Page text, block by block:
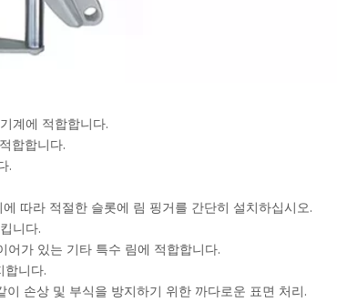
계에 적합합니다.
합합니다.
.
따라 적절한 슬롯에 림 핑거를 간단히 설치하십시오.
니다.
가 있는 기타 특수 림에 적합합니다.
합니다.
손상 및 부식을 방지하기 위한 까다로운 표면 처리.